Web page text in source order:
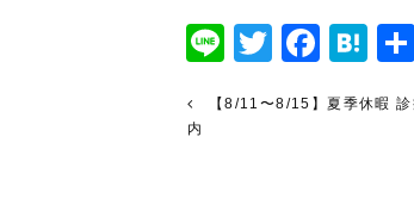
LineTwitter
【8/11〜8/15】夏季休暇
内